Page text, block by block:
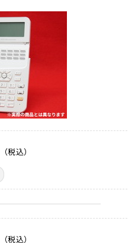
（税込）
（税込）